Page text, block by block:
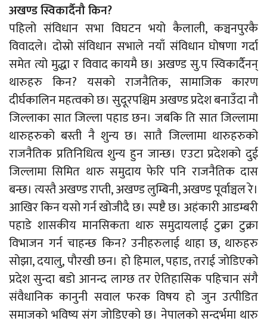
अखण्ड स्विकार्दैनौ किन?
पहिलो संविधान सभा विघटन भयो कैलाली, कञ्चनपुरकै
विवादले। दोस्रो संविधान सभाले नयाँ संविधान घोषणा गर्दा
समेत त्यो मुद्धा र विवाद कायमै छ। अखण्ड सु.प स्विकार्दैनन्
थारुहरु किन? यसको राजनैतिक, सामाजिक कारण
दीर्घकालिन महत्वको छ। सुदूरपश्चिम अखण्ड प्रदेश बनाउँदा नौ
जिल्लाका सात जिल्ला पहाड छन। जबकि ति सात जिल्लामा
थारुहरुको बस्ती नै शुन्य छ। सातै जिल्लामा थारुहरुको
राजनैतिक प्रतिनिधित्व शुन्य हुन जान्छ। एउटा प्रदेशको दुई
जिल्लामा सिमित थारु समुदाय फेरि पनि राजनैतिक दास
बन्छ। त्यस्तै अखण्ड राप्ती, अखण्ड लुम्बिनी, अखण्ड पूर्वाञ्चल रे।
आखिर किन यसो गर्न खोजीदै छ। स्पष्टै छ। अहंकारी आडम्बरी
पहाडे शासकीय मानसिकता थारु समुदायलाई टुक्रा टुक्रा
विभाजन गर्न चाहन्छ किन? उनीहरुलाई थाहा छ, थारुहरु
सोझा, दयालु, पौरखी छन। हो हिमाल, पहाड, तराई जोडिएको
प्रदेश सुन्दा बडो आनन्द लाग्छ तर ऐतिहासिक पहिचान संगै
संवैधानिक कानुनी सवाल फरक विषय हो जुन उत्पीडित
समाजको भविष्य संग जोडिएको छ। नेपालको सन्दर्भमा थारु